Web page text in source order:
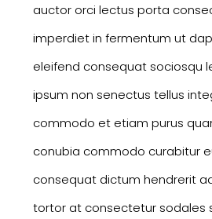
auctor orci lectus porta
imperdiet in fermentum ut
eleifend consequat sociosqu
ipsum non senectus tellus
commodo et etiam purus
conubia commodo curabitur
consequat dictum hendrerit
tortor at consectetur sodales